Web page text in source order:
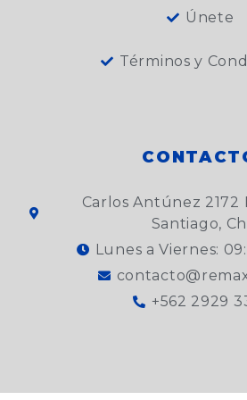
Únete
Términos y
Carlos Antúnez 2172
Santiago,
Lunes a Viernes:
+562 2929